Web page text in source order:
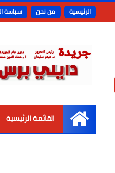
الرئيسية من نحن سياسة
الرئيسية
القائمة الرئيسية